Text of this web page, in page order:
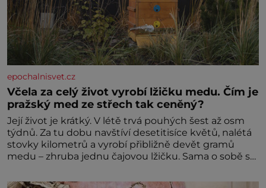
epochalnisvet.cz
Včela za celý život vyrobí lžičku medu. Čím je
pražský med ze střech tak ceněný?
Její život je krátký. V létě trvá pouhých šest až osm
týdnů. Za tu dobu navštíví desetitisíce květů, nalétá
stovky kilometrů a vyrobí přibližně devět gramů
medu – zhruba jednu čajovou lžičku. Sama o sobě se
dalšími desítkami tisíc příslušnic svého včelstva,